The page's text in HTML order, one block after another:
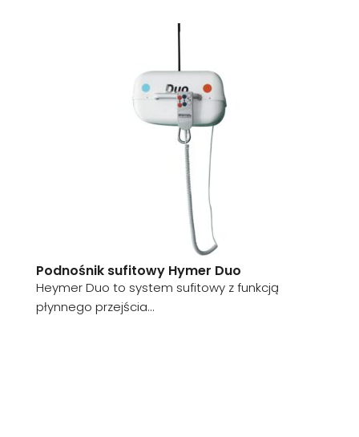
Podnośnik sufitowy Hymer Duo
Heymer Duo to system sufitowy z funkcją
płynnego przejścia...